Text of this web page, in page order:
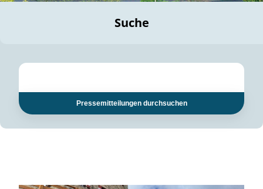
Suche
Pressemitteilungen durchsuchen